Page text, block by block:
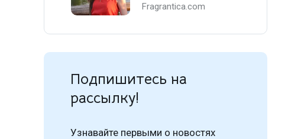
Fragrantica.com
Подпишитесь на
рассылку!
Узнавайте первыми о новостях